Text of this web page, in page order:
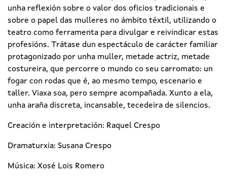
unha reflexión sobre o valor dos oficios tradicionais e
sobre o papel das mulleres no ámbito téxtil, utilizando o
teatro como ferramenta para divulgar e reivindicar estas
profesións. Trátase dun espectáculo de carácter familiar
protagonizado por unha muller, metade actriz, metade
costureira, que percorre o mundo co seu carromato: un
fogar con rodas que é, ao mesmo tempo, escenario e
taller. Viaxa soa, pero sempre acompañada. Xunto a ela,
unha araña discreta, incansable, tecedeira de silencios.
Creación e interpretación: Raquel Crespo
Dramaturxia: Susana Crespo
Música: Xosé Lois Romero